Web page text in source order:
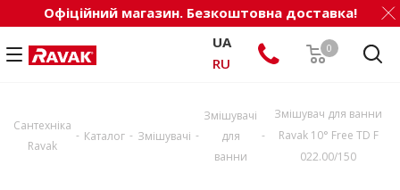
Офіційний магазин. Безкоштовна доставка!
0
UA
RU
Сантехніка
Ravak
- Каталог - Змішувачі -
Змішувачі
для
ванни
-
Змішувач для ванни
Ravak 10° Free TD F
022.00/150